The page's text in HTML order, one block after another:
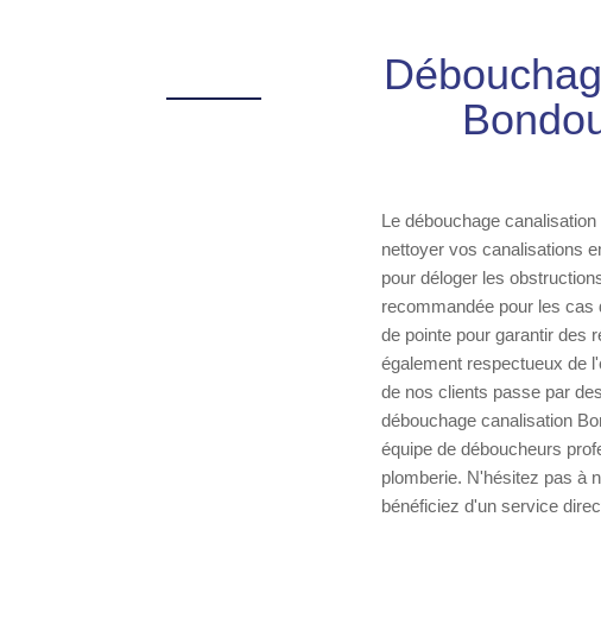
Le débouchage
nettoyer vos canalisations
pour déloger les
recommandée pour les cas
de pointe pour garantir des
également respectueux de
de nos clients passe par
débouchage canalisation
équipe de déboucheurs
plomberie. N'hésitez pas à
bénéficiez d'un service